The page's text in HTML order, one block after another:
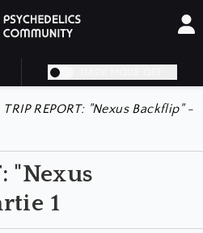
TRIP REPORT: "Nexus Backflip" -
"Nexus
1